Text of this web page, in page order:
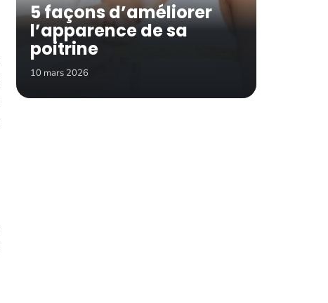
5 façons d’améliorer
l’apparence de sa
poitrine
10 mars 2026